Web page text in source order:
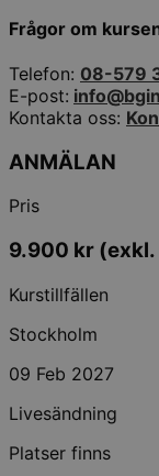
Frågor om
Telefon: 08-579
E-post:
Kontakta oss:
ANMÄLAN
Pris
9.900 kr (exkl.
Kurstillfällen
Stockholm
09 Feb 2027
Livesändning
Platser finns